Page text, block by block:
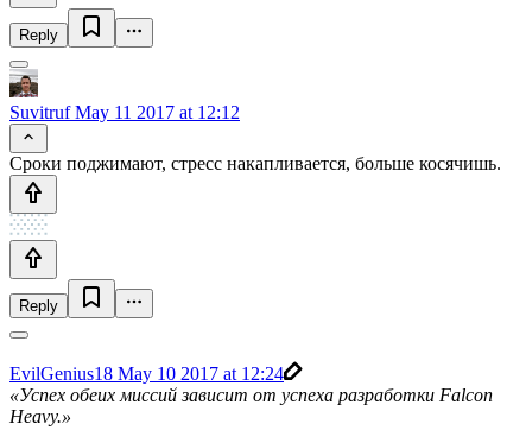
Reply
SuvitrufMay 11 2017 at 12:12
Сроки поджимают, стресс накапливается, больше косячишь.
Reply
EvilGenius18 May 10 2017 at 12:24
«Успех обеих миссий зависит от успеха разработки Falcon
Heavy.»